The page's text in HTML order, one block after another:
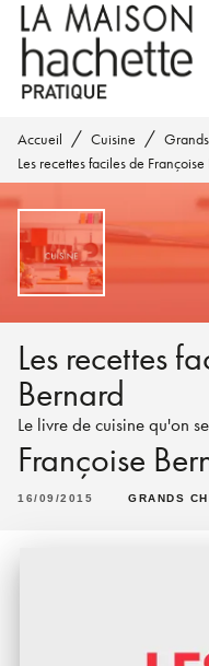
MENU RECHERCHE
PIED DE PAGE
Accueil / Cuisine /
Les recettes faciles de
Les recettes
Bernard
Le livre de cuisine qu'on
Françoise
16/09/2015 GRANDS